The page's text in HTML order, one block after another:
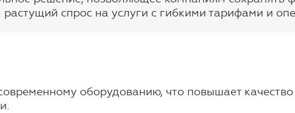
спрос на услуги с гибкими тарифами и
оборудованию, что повышает